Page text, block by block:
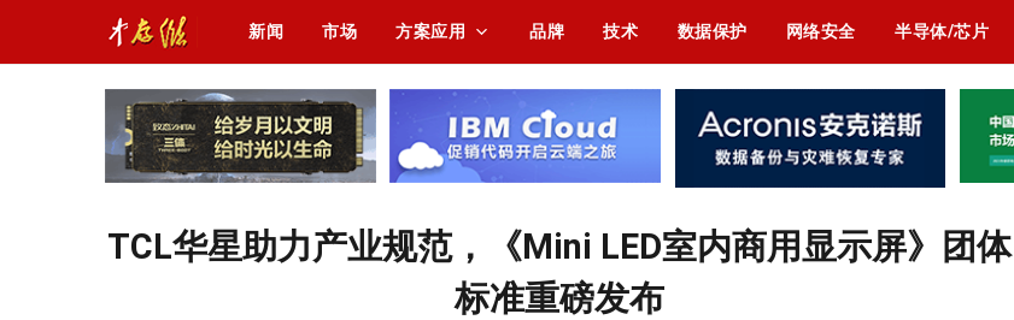
新闻 市场 方案应用 品牌 技术 数据保护 网络安全 半导体/芯片
TCL华星助力产业规范，《Mini LED室内商用显示屏》团体
标准重磅发布